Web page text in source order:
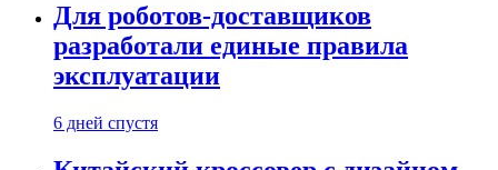
Для роботов-доставщиков
разработали единые правила
эксплуатации
6 дней спустя